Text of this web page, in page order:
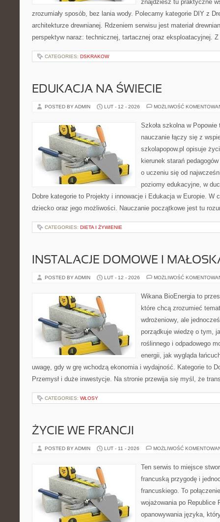
znajdziesz tu praktyczne
zrozumiały sposób, bez lania wody. Polecamy kategorie DIY z
architekturze drewnianej. Rdzeniem serwisu jest materiał
perspektyw naraz: technicznej, tartacznej oraz eksploatacyjnej.
CATEGORIES: DSKRAKOW
EDUKACJA NA ŚWIECIE
POSTED BY ADMIN LUT - 12 - 2026 MOŻLIWOŚĆ
Szkoła szkolna w
nauczanie łączy się z
szkolapopow.pl opisuje
kierunek starań
o uczeniu się od
poziomy edukacyjne, w
Dobre kategorie to Projekty i innowacje i Edukacja w Europie. W
dziecko oraz jego możliwości. Nauczanie początkowe jest tu
CATEGORIES: DIETA I ŻYWIENIE
INSTALACJE DOMOWE I
POSTED BY ADMIN LUT - 12 - 2026 MOŻLIWOŚĆ
Wikana BioEnergia to
które chcą zrozumieć
wdrożeniowy, ale
porządkuje wiedzę o tym,
roślinnego i odpadowego
energii, jak wygląda
uwagę, gdy w grę wchodzą ekonomia i wydajność. Kategorie to
Przemysł i duże inwestycje. Na stronie przewija się myśl, że
CATEGORIES: WŁOSY
ŻYCIE WE FRANCJI
POSTED BY ADMIN LUT - 11 - 2026 MOŻLIWOŚĆ
Ten serwis to miejsce
francuską przygodę i
francuskiego. To
wojażowania po Republice
opanowywania języka,